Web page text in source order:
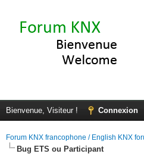
Bienvenue, Visiteur ! Connexion
Forum KNX francophone / English KNX
Bug ETS ou Participant